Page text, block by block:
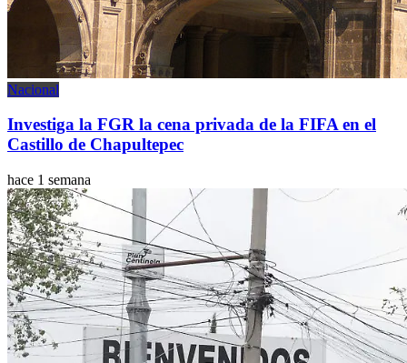
Nacional
Investiga la FGR la cena privada de la FIFA en el
Castillo de Chapultepec
hace 1 semana